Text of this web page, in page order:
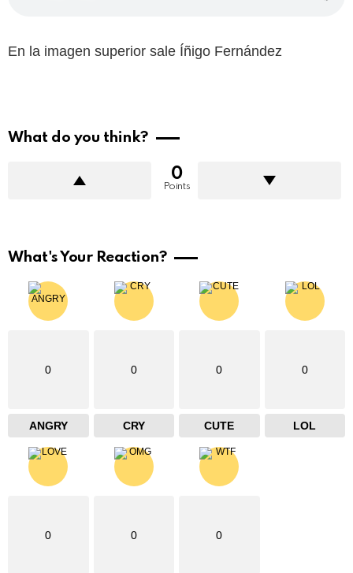
En la imagen superior sale Íñigo Fernández
What do you think?
0
Points
What's Your Reaction?
0
ANGRY
0
CRY
0
CUTE
0
LOL
0 0 0